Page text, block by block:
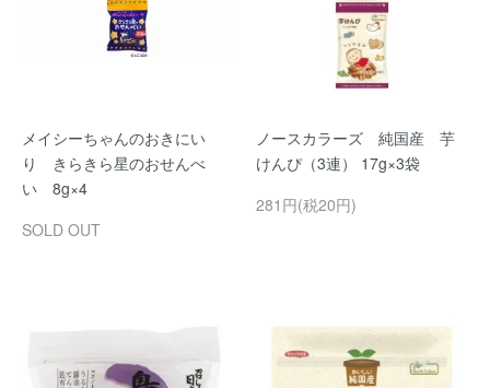
メイシーちゃんのおきにい
り きらきら星のおせんべ
い 8g×4
SOLD OUT
ノースカラーズ 純国産 芋
けんぴ（3連） 17g×3袋
281円(税20円)